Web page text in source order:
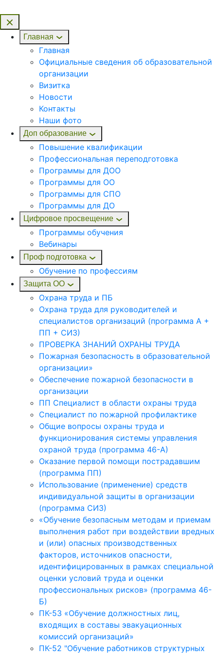
Главная
Главная
Официальные сведения об образовательной
организации
Визитка
Новости
Контакты
Наши фото
Доп образование
Повышение квалификации
Профессиональная переподготовка
Программы для ДОО
Программы для ОО
Программы для СПО
Программы для ДО
Цифровое просвещение
Программы обучения
Вебинары
Проф подготовка
Обучение по профессиям
Защита ОО
Охрана труда и ПБ
Охрана труда для руководителей и
специалистов организаций (программа А +
ПП + СИЗ)
ПРОВЕРКА ЗНАНИЙ ОХРАНЫ ТРУДА
Пожарная безопасность в образовательной
организации»
Обеспечение пожарной безопасности в
организации
ПП Специалист в области охраны труда
Специалист по пожарной профилактике
Общие вопросы охраны труда и
функционирования системы управления
охраной труда (программа 46-А)
Оказание первой помощи пострадавшим
(программа ПП)
Использование (применение) средств
индивидуальной защиты в организации
(программа СИЗ)
«Обучение безопасным методам и приемам
выполнения работ при воздействии вредных
и (или) опасных производственных
факторов, источников опасности,
идентифицированных в рамках специальной
оценки условий труда и оценки
профессиональных рисков» (программа 46-
Б)
ПК-53 «Обучение должностных лиц,
входящих в составы эвакуационных
комиссий организаций»
ПК-52 "Обучение работников структурных